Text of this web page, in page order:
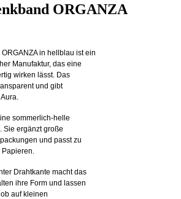
ORGANZA
in hellblau ist ein
Manufaktur, das eine
wirken lässt. Das
und gibt
sommerlich-helle
Sie ergänzt große
und passt zu
Drahtkante macht das
ihre Form und lassen
auf kleinen